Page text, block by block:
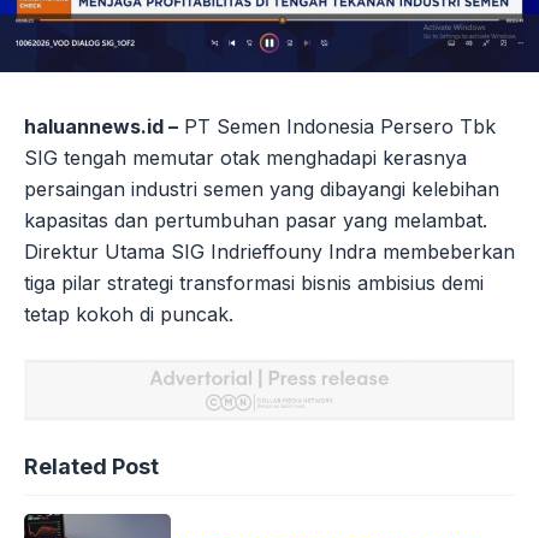
haluannews.id – PT Semen Indonesia Persero Tbk
SIG tengah memutar otak menghadapi kerasnya
persaingan industri semen yang dibayangi kelebihan
kapasitas dan pertumbuhan pasar yang melambat.
Direktur Utama SIG Indrieffouny Indra membeberkan
tiga pilar strategi transformasi bisnis ambisius demi
tetap kokoh di puncak.
Related Post